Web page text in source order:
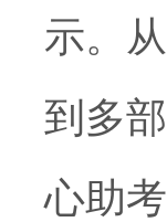
示。
到多
心助